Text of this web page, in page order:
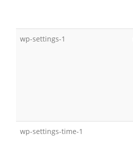
wp-settings-1
wp-settings-time-1